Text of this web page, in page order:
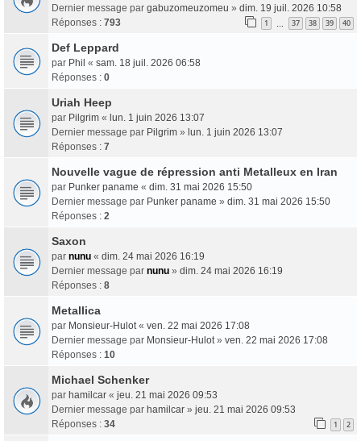
Dernier message par gabuzomeuzomeu » dim. 19 juil. 2026 10:58
Réponses : 793 1 37 38 39 40
Def Leppard
par Phil « sam. 18 juil. 2026 06:58
Réponses : 0
Uriah Heep
par Pilgrim « lun. 1 juin 2026 13:07
Dernier message par Pilgrim » lun. 1 juin 2026 13:07
Réponses : 7
Nouvelle vague de répression anti Metalleux en Iran
par Punker paname « dim. 31 mai 2026 15:50
Dernier message par Punker paname » dim. 31 mai 2026 15:50
Réponses : 2
Saxon
par nunu « dim. 24 mai 2026 16:19
Dernier message par nunu » dim. 24 mai 2026 16:19
Réponses : 8
Metallica
par Monsieur-Hulot « ven. 22 mai 2026 17:08
Dernier message par Monsieur-Hulot » ven. 22 mai 2026 17:08
Réponses : 10
Michael Schenker
par hamilcar « jeu. 21 mai 2026 09:53
Dernier message par hamilcar » jeu. 21 mai 2026 09:53
Réponses : 34 1 2